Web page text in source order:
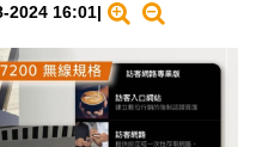
2024 16:01|